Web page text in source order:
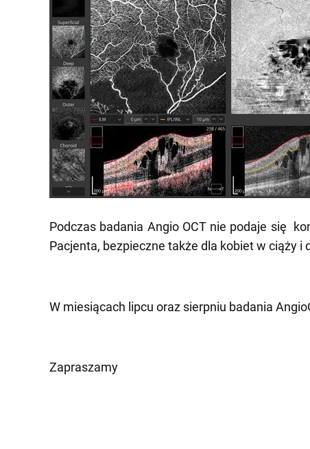
Podczas badania Angio OCT nie podaje się
Pacjenta, bezpieczne także dla kobiet w ciąży i
W miesiącach lipcu oraz sierpniu badania
Zapraszamy